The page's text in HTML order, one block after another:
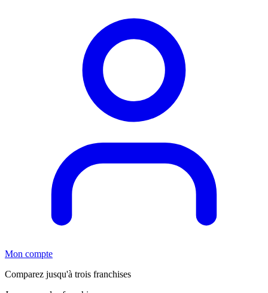
Mon compte
Comparez jusqu'à trois franchises